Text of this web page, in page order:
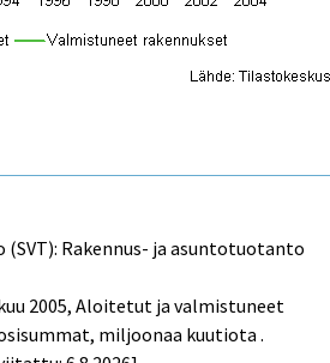
Rakennus- ja asuntotuotanto
2005, Aloitetut ja valmistuneet
miljoonaa kuutiota .